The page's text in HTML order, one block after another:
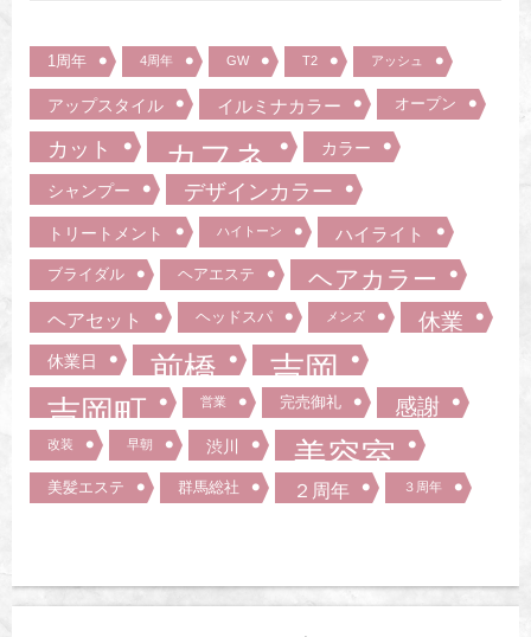
1周年 4周年 GW T2 アッシュ
アップスタイル イルミナカラー オープン
カット カフネ カラー
シャンプー デザインカラー
トリートメント ハイトーン ハイライト
ブライダル ヘアエステ ヘアカラー
ヘアセット ヘッドスパ メンズ 休業
休業日 前橋
吉岡
吉岡町
営業 完売御礼 感謝
改装 早朝 渋川 美容室
美髪エステ 群馬総社 ２周年 ３周年